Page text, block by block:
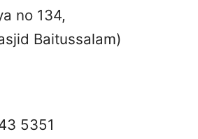
no 134,
Baitussalam)
5351